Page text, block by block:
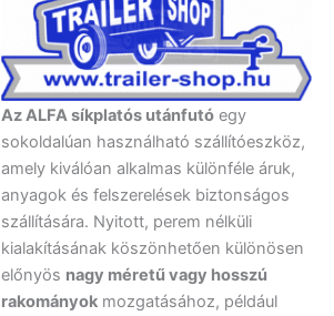
Az ALFA síkplatós utánfutóegy
sokoldalúan használható szállítóeszköz,
amely kiválóan alkalmas különféle áruk,
anyagok és felszerelések biztonságos
szállítására. Nyitott, perem nélküli
kialakításának köszönhetően különösen
előnyös nagy méretű vagy hosszú
rakományokmozgatásához, például